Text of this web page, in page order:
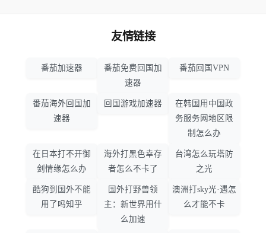
友情链接
番茄加速器
番茄免费回国加
速器
番茄回国VPN
番茄海外回国加
速器
回国游戏加速器
在韩国用中国政
务服务网地区限
制怎么办
在日本打不开御
剑情缘怎么办
海外打黑色幸存
者怎么不卡了
台湾怎么玩塔防
之光
酷狗到国外不能
用了吗知乎
国外打野兽领
主：新世界用什
么加速
澳洲打sky光·遇怎
么才能不卡